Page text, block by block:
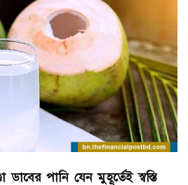
ডাবের পানি যেন মুহূর্তেই স্বস্তি